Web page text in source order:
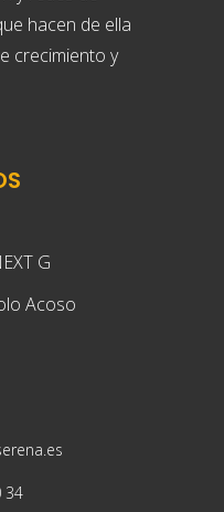
hacen de ella
crecimiento y
G
Acoso
34